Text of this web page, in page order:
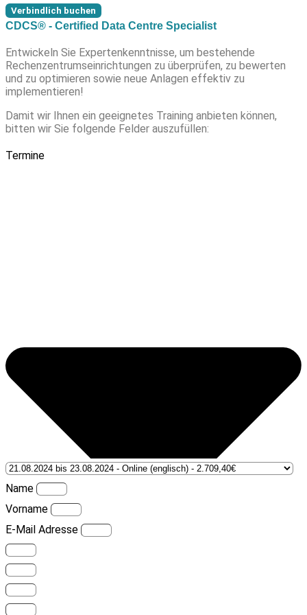
Verbindlich buchen
CDCS® - Certified Data Centre Specialist
Entwickeln Sie Expertenkenntnisse, um bestehende
Rechenzentrumseinrichtungen zu überprüfen, zu bewerten
und zu optimieren sowie neue Anlagen effektiv zu
implementieren!
Damit wir Ihnen ein geeignetes Training anbieten können,
bitten wir Sie folgende Felder auszufüllen:
Termine
Name
Vorname
E-Mail Adresse